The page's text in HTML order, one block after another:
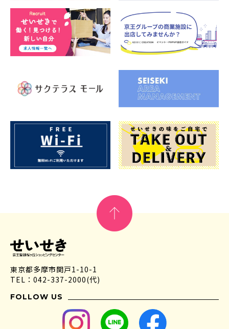
東京都多摩市関戸1-10-1
TEL：042-337-2000(代)
FOLLOW US